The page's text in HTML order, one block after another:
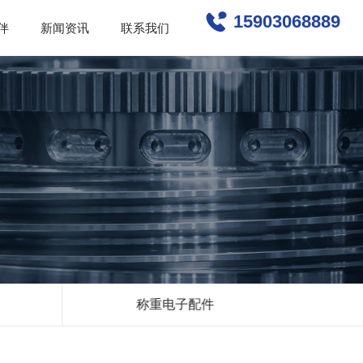
新闻资讯 联系我们 15903068889
称重电子配件